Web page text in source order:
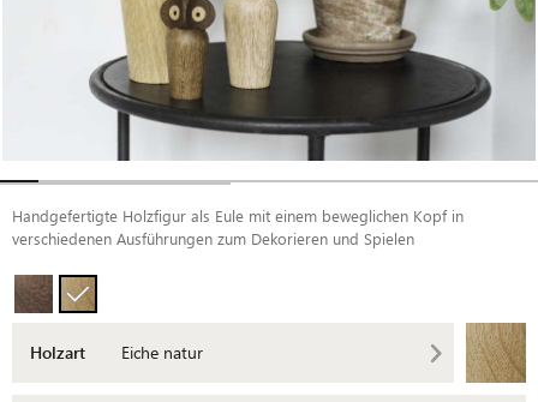
Handgefertigte Holzfigur als Eule mit einem beweglichen Kopf in
verschiedenen Ausführungen zum Dekorieren und Spielen
Holzart Eiche natur